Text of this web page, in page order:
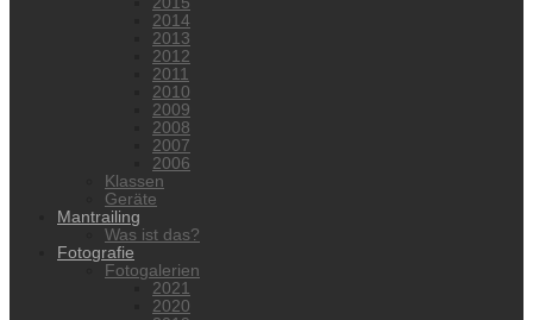
2014
2013
2012
2011
2010
2009
2008
2007
2006
Klassen
Geräte
Mantrailing
Was ist das?
Fotografie
Fotogalerien
2021
2020